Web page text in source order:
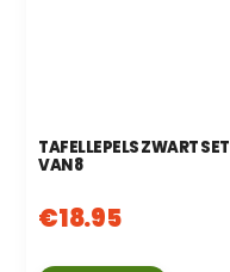
TAFELLEPELS ZWART SET
VAN 8
€18.95